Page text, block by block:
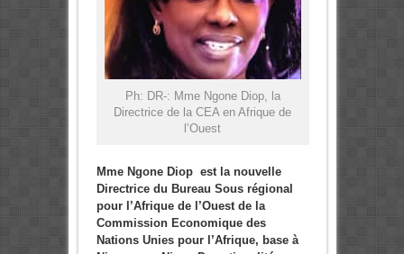
Ph: DR-: Mme Ngone Diop, la
Directrice de la CEA en Afrique de
l’Ouest
Mme Ngone Diop est la nouvelle
Directrice du Bureau Sous régional
pour l’Afrique de l’Ouest de la
Commission Economique des
Nations Unies pour l’Afrique, base à